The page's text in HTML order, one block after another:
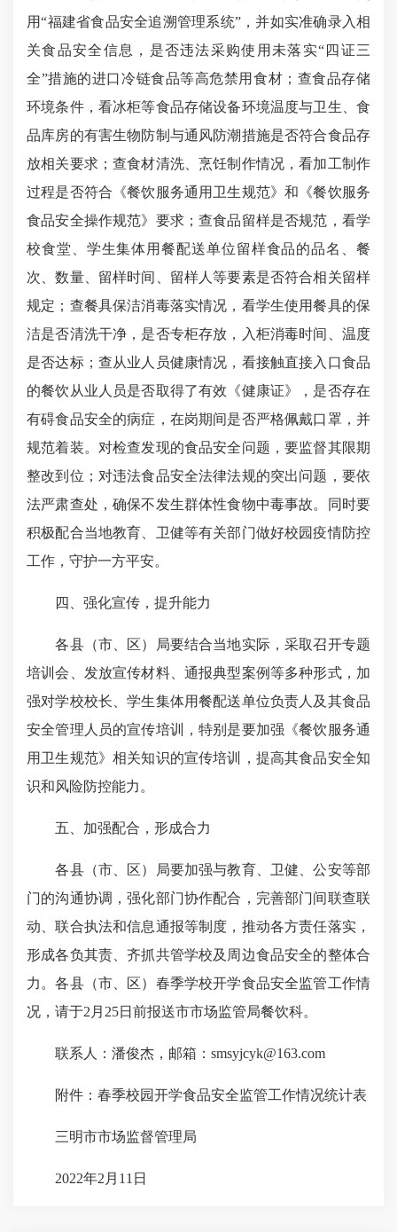
用“福建省食品安全追溯管理系统”，并如实准确录入相
关食品安全信息，是否违法采购使用未落实“四证三
全”措施的进口冷链食品等高危禁用食材；查食品存储
环境条件，看冰柜等食品存储设备环境温度与卫生、食
品库房的有害生物防制与通风防潮措施是否符合食品存
放相关要求；查食材清洗、烹饪制作情况，看加工制作
过程是否符合《餐饮服务通用卫生规范》和《餐饮服务
食品安全操作规范》要求；查食品留样是否规范，看学
校食堂、学生集体用餐配送单位留样食品的品名、餐
次、数量、留样时间、留样人等要素是否符合相关留样
规定；查餐具保洁消毒落实情况，看学生使用餐具的保
洁是否清洗干净，是否专柜存放，入柜消毒时间、温度
是否达标；查从业人员健康情况，看接触直接入口食品
的餐饮从业人员是否取得了有效《健康证》，是否存在
有碍食品安全的病症，在岗期间是否严格佩戴口罩，并
规范着装。对检查发现的食品安全问题，要监督其限期
整改到位；对违法食品安全法律法规的突出问题，要依
法严肃查处，确保不发生群体性食物中毒事故。同时要
积极配合当地教育、卫健等有关部门做好校园疫情防控
工作，守护一方平安。
四、强化宣传，提升能力
各县（市、区）局要结合当地实际，采取召开专题
培训会、发放宣传材料、通报典型案例等多种形式，加
强对学校校长、学生集体用餐配送单位负责人及其食品
安全管理人员的宣传培训，特别是要加强《餐饮服务通
用卫生规范》相关知识的宣传培训，提高其食品安全知
识和风险防控能力。
五、加强配合，形成合力
各县（市、区）局要加强与教育、卫健、公安等部
门的沟通协调，强化部门协作配合，完善部门间联查联
动、联合执法和信息通报等制度，推动各方责任落实，
形成各负其责、齐抓共管学校及周边食品安全的整体合
力。各县（市、区）春季学校开学食品安全监管工作情
况，请于2月25日前报送市市场监管局餐饮科。
联系人：潘俊杰，邮箱：smsyjcyk@163.com
附件：春季校园开学食品安全监管工作情况统计表
三明市市场监督管理局
2022年2月11日